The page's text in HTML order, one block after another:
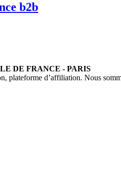
b2b
DE FRANCE - PARIS
plateforme d’affiliation. Nous